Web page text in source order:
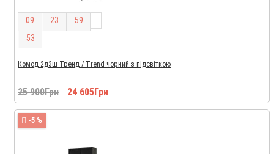
09 23 59
52
Комод 2д3ш Тренд / Trend чорний з підсвіткою
25 900Грн 24 605Грн
-5 %